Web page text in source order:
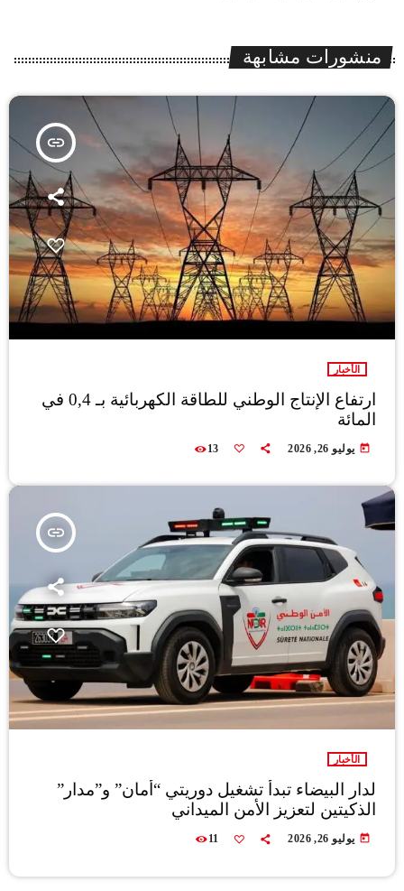
منشورات مشابهة
insert_link
الأخبار
ارتفاع الإنتاج الوطني للطاقة الكهربائية بـ 0,4 في
المائة
today يوليو 26, 2026 13
insert_link
الأخبار
لدار البيضاء تبدأ تشغيل دوريتي “أمان” و”مدار”
الذكيتين لتعزيز الأمن الميداني
today يوليو 26, 2026 11